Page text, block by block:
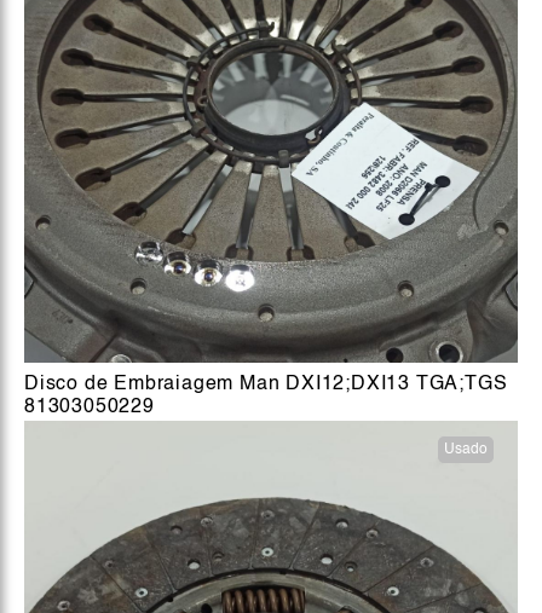
Disco de Embraiagem Man DXI12;DXI13 TGA;TGS
81303050229
Usado